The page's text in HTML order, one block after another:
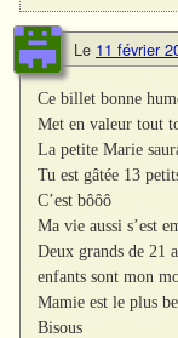
Le 11 février
Ce billet bonne
Met en valeur tout
La petite Marie
Tu est gâtée 13
C’est bôôô
Ma vie aussi s’est
Deux grands de 21
enfants sont mon
Mamie est le plus
Bisous